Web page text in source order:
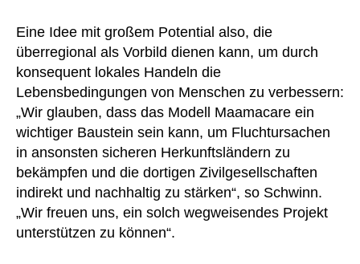
Eine Idee mit großem Potential also, die
überregional als Vorbild dienen kann, um durch
konsequent lokales Handeln die
Lebensbedingungen von Menschen zu verbessern:
„Wir glauben, dass das Modell Maamacare ein
wichtiger Baustein sein kann, um Fluchtursachen
in ansonsten sicheren Herkunftsländern zu
bekämpfen und die dortigen Zivilgesellschaften
indirekt und nachhaltig zu stärken“, so Schwinn.
„Wir freuen uns, ein solch wegweisendes Projekt
unterstützen zu können“.